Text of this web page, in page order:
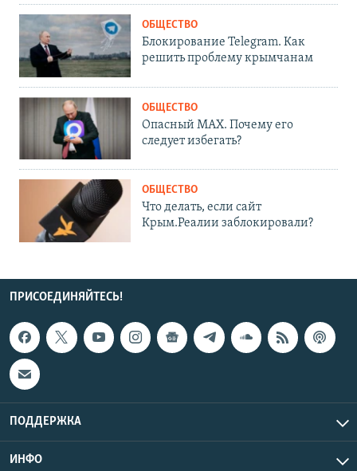
ОБЩЕСТВО
Блокирование Telegram. Как
решить проблему крымчанам
ОБЩЕСТВО
Опасный MAX. Почему его
следует избегать?
ОБЩЕСТВО
Что делать, если сайт
Крым.Реалии заблокировали?
ПРИСОЕДИНЯЙТЕСЬ!
ПОДДЕРЖКА
ИНФО